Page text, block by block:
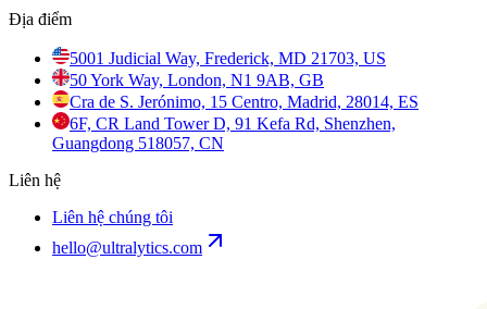
Địa điểm
5001 Judicial Way, Frederick, MD 21703, US
50 York Way, London, N1 9AB, GB
Cra de S. Jerónimo, 15 Centro, Madrid, 28014, ES
6F, CR Land Tower D, 91 Kefa Rd, Shenzhen,
Guangdong 518057, CN
Liên hệ
Liên hệ chúng tôi
hello@ultralytics.com